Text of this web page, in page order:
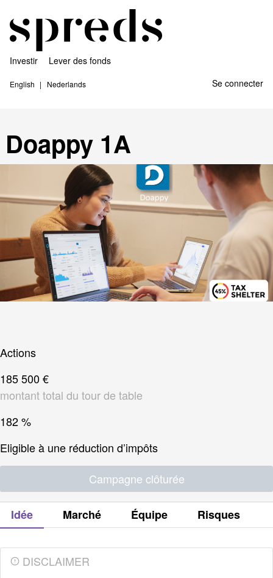
Investir Lever des fonds
English Nederlands Se connecter
Doappy 1A
Actions
185 500 €
montant total du tour de table
182 %
Eligible à une réduction d’impôts
Campagne clôturée
Idée Marché Équipe Risques
DISCLAIMER